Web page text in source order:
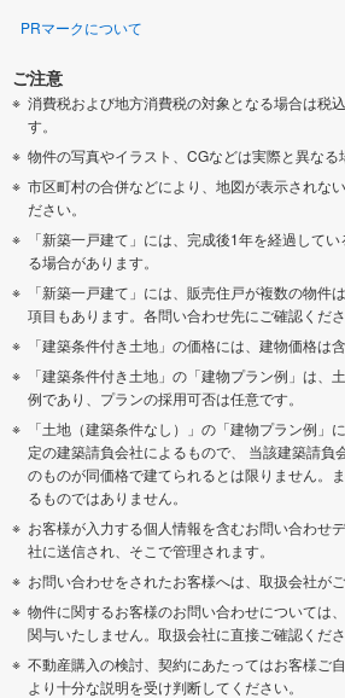
PRマークについて
ご注意
消費税および地方消費税の対象となる場合は税
す。
物件の写真やイラスト、CGなどは実際と異なる
市区町村の合併などにより、地図が表示されな
ださい。
「新築一戸建て」には、完成後1年を経過して
る場合があります。
「新築一戸建て」には、販売住戸が複数の物件
項目もあります。各問い合わせ先にご確認くださ
「建築条件付き土地」の価格には、建物価格は含
「建築条件付き土地」の「建物プラン例」は、
例であり、プランの採用可否は任意です。
「土地（建築条件なし）」の「建物プラン例」
定の建築請負会社によるもので、 当該建築請負
のものが同価格で建てられるとは限りません。
るものではありません。
お客様が入力する個人情報を含むお問い合わせ
社に送信され、そこで管理されます。
お問い合わせをされたお客様へは、取扱会社がご
物件に関するお客様のお問い合わせについては
関与いたしません。取扱会社に直接ご確認くださ
不動産購入の検討、契約にあたってはお客様ご
より十分な説明を受け判断してください。